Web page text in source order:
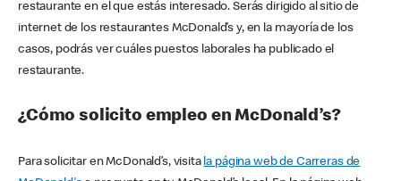
restaurante en el que estás interesado. Serás dirigido al sitio de
internet de los restaurantes McDonald’s y, en la mayoría de los
casos, podrás ver cuáles puestos laborales ha publicado el
restaurante.
¿Cómo solicito empleo en McDonald’s?
Para solicitar en McDonald’s, visita la página web de Carreras de